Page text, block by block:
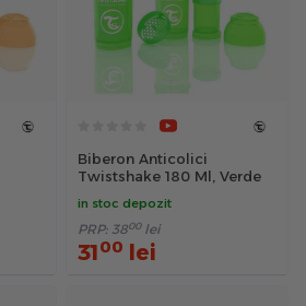
Biberon Anticolici
Twistshake 180 Ml, Verde
in stoc depozit
PRP: 3800 lei
3100 lei